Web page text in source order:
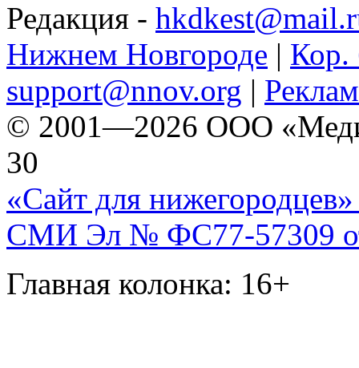
Редакция -
Нижнем Новгороде | Кор.
support@nnov.org |
© 2001—2026 ООО
30
«Сайт для нижегородцев»
СМИ Эл № ФС77-57309
Главная колонка: 16+